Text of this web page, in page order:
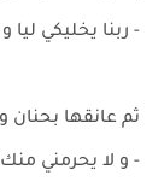
- ربنا يخليكي
ثم عانقها
- و لا يحرمني منك